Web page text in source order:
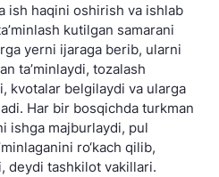
ish haqini oshirish va ishlab
kutilgan samarani
yerni ijaraga berib, ularni
ta’minlaydi, tozalash
kvotalar belgilaydi va ularga
Har bir bosqichda turkman
ishga majburlaydi, pul
ro‘kach qilib,
deydi tashkilot vakillari.